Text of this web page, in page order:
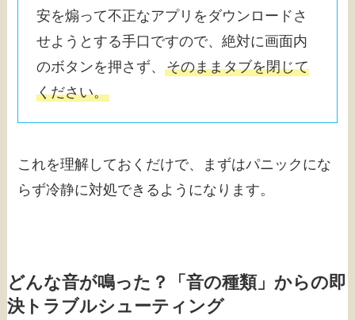
安を煽って不正なアプリをダウンロードさ
せようとする手口ですので、絶対に画面内
のボタンを押さず、 そのままタブを閉じて
ください。
これを理解しておくだけで、まずはパニックにな
らず冷静に対処できるようになります。
どんな音が鳴った？「音の種類」からの即
決トラブルシューティング